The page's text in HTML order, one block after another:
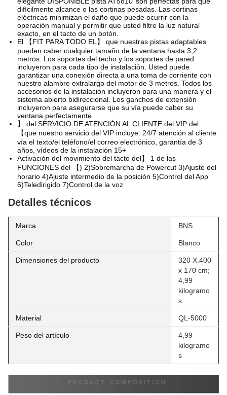
difícilmente alcance o las cortinas pesadas. Las cortinas
eléctricas minimizan el daño que puede ocurrir con la
operación manual y permitir que usted filtre la luz natural
exacto, en el tacto de un botón.
El 【FIT PARA TODO EL】 que nuestras pistas adaptables
pueden caber cualquier tamaño de la ventana hasta 3,2
metros. Los soportes del techo y los soportes de pared
incluyeron para cada tipo de instalación. Usted puede
garantizar una conexión directa a una toma de corriente con
nuestro alambre extralargo del motor de 3 metros. Todos los
accesorios de la instalación incluyeron para una manera y el
sistema abierto bidireccional. Los ganchos de extensión
incluyeron para asegurarse que su vía puede caber su
ventana perfectamente.
】 del SERVICIO DE ATENCIÓN AL CLIENTE del VIP del
【que nuestro servicio del VIP incluye: 24/7 atención al cliente
vía el texto/el teléfono/el correo electrónico, garantía de 3
años, vídeos de la instalación 15+
Activación del movimiento del tacto del】 1 de las
FUNCIONES del 【) 2)Sobremarcha de Powercut 3)Ajuste del
horario 4)Ajuste intermedio de la posición 5)Control del App
6)Teledirigido 7)Control de la voz
Detalles técnicos
Marca BNS
Color Blanco
Dimensiones del producto
320 X.400
x 170 cm;
4,99
kilogramo
s
Material QL-5000
Peso del artículo
4,99
kilogramo
s